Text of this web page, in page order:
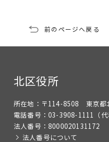
前のページへ戻る
北区役所
所在地： 〒114-8508 東京都
電話番号： 03-3908-1111
（
法人番号： 8000020131172
法人番号について